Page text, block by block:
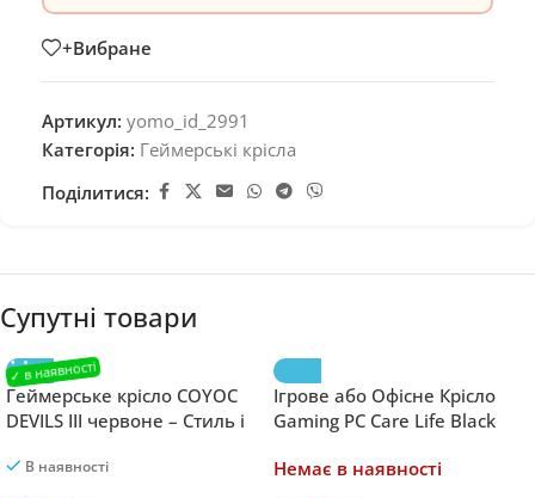
+Вибране
Артикул: yomo_id_2991
Категорія: Геймерські крісла
Поділитися:
Супутні товари
Геймерське крісло COYOC
DEVILS III червоне – Стиль і
В наявності
Ігрове aбо Офісне Крісло
Gaming PC Care Life Black
Немає в наявності